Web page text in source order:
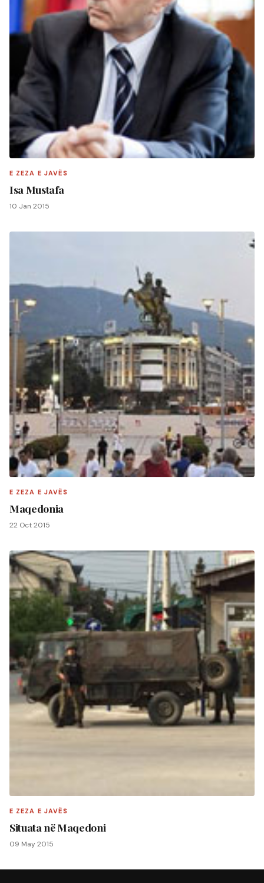
E ZEZA E JAVËS
Isa Mustafa
10 Jan 2015
E ZEZA E JAVËS
Maqedonia
22 Oct 2015
E ZEZA E JAVËS
Situata në Maqedoni
09 May 2015